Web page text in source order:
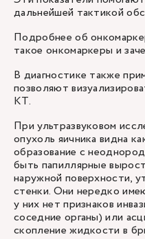
дальнейшей тактикой
Подробнее об
такое онкомаркеры и
В диагностике также
позволяют
КТ.
При ультразвуковом
опухоль яичника видна
образование с
быть папиллярные
наружной поверхности,
стенки. Они нередко
у них нет признаков
соседние органы) или
скопление жидкости в